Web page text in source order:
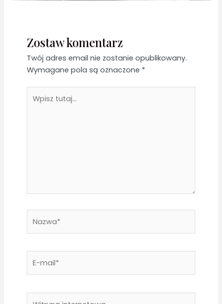
Zostaw komentarz
Twój adres email nie zostanie opublikowany.
Wymagane pola są oznaczone *
tutaj...
mail*